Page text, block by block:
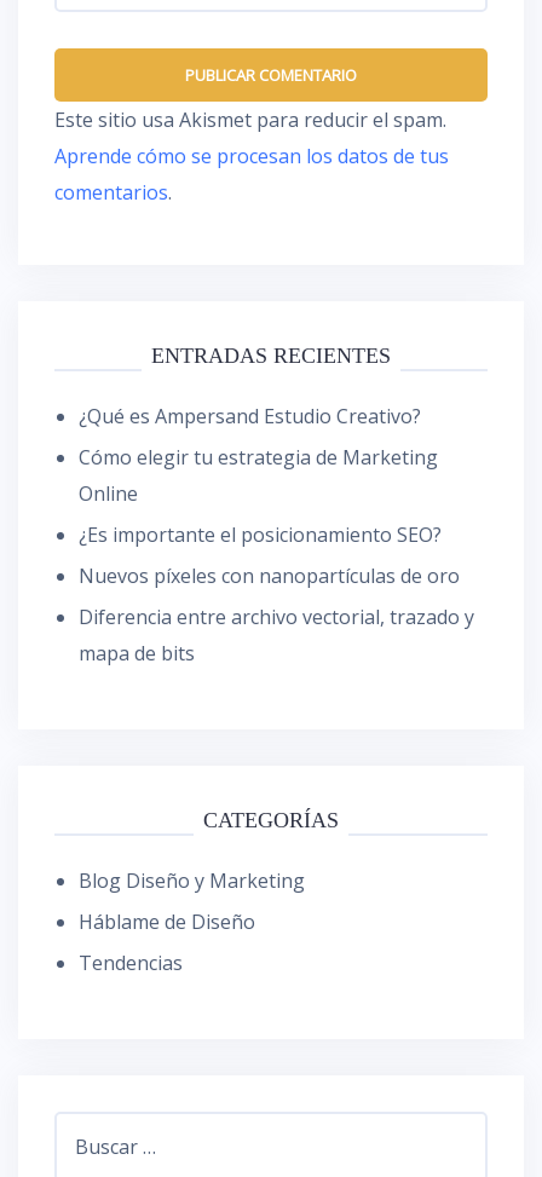
Este sitio usa Akismet para reducir el spam.
Aprende cómo se procesan los datos de tus
comentarios.
ENTRADAS RECIENTES
¿Qué es Ampersand Estudio Creativo?
Cómo elegir tu estrategia de Marketing
Online
¿Es importante el posicionamiento SEO?
Nuevos píxeles con nanopartículas de oro
Diferencia entre archivo vectorial, trazado y
mapa de bits
CATEGORÍAS
Blog Diseño y Marketing
Háblame de Diseño
Tendencias